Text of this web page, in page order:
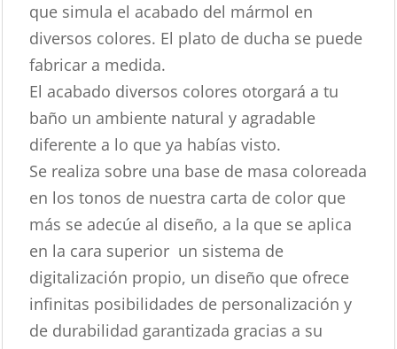
que simula el acabado del mármol en
diversos colores. El plato de ducha se puede
fabricar a medida.
El acabado diversos colores otorgará a tu
baño un ambiente natural y agradable
diferente a lo que ya habías visto.
Se realiza sobre una base de masa coloreada
en los tonos de nuestra carta de color que
más se adecúe al diseño, a la que se aplica
en la cara superior un sistema de
digitalización propio, un diseño que ofrece
infinitas posibilidades de personalización y
de durabilidad garantizada gracias a su